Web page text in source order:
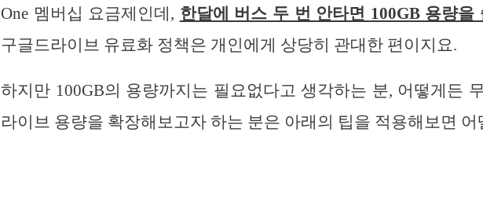
One 멤버십 요금제인데, 한달에 버스 두 번 안타면 100GB 용량을
구글드라이브 유료화 정책은 개인에게 상당히 관대한 편이지요.
하지만 100GB의 용량까지는 필요없다고 생각하는 분, 어떻게든
라이브 용량을 확장해보고자 하는 분은 아래의 팁을 적용해보면 어